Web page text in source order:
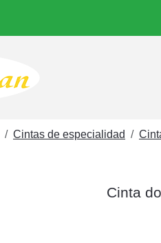
Cintas de especialidad
Cinta